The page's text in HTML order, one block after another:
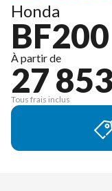
Honda
À partir de
27
Tous frais inclus